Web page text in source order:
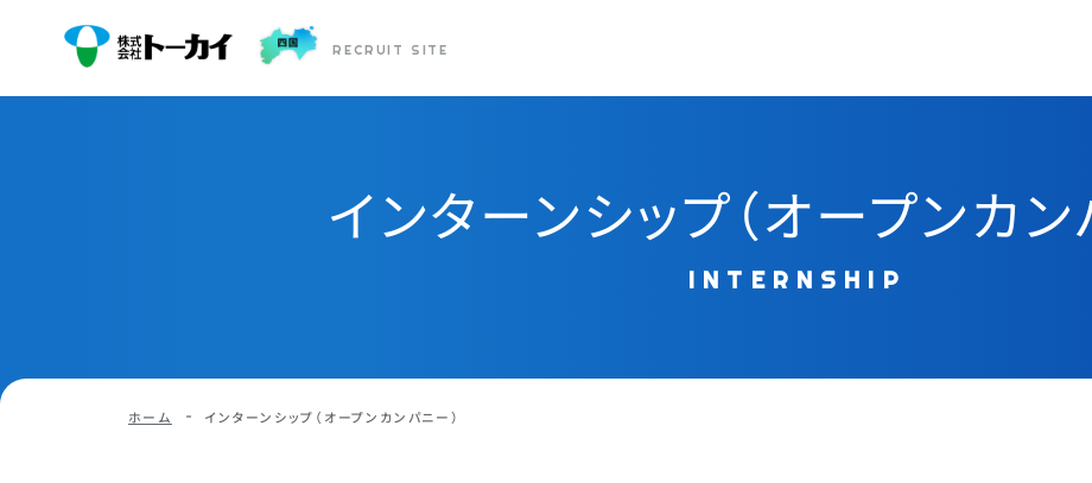
RECRUIT SITE
インターンシップ（オープンカン
INTERNSHIP
ホーム インターンシップ（オープンカンパニー）